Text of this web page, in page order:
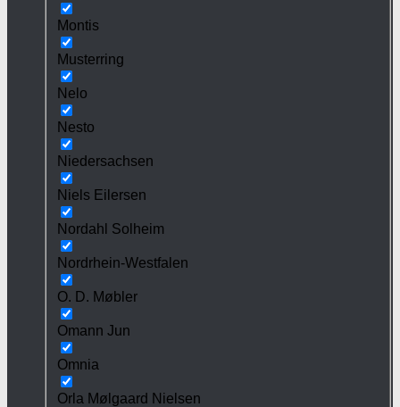
Montis
Musterring
Nelo
Nesto
Niedersachsen
Niels Eilersen
Nordahl Solheim
Nordrhein-Westfalen
O. D. Møbler
Omann Jun
Omnia
Orla Mølgaard Nielsen